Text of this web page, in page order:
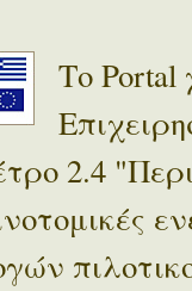
Το Portal
2.4